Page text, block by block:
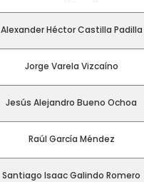
Alexander Héctor Castilla Padilla
Jorge Varela Vizcaíno
Jesús Alejandro Bueno Ochoa
Raúl García Méndez
Santiago Isaac Galindo Romero